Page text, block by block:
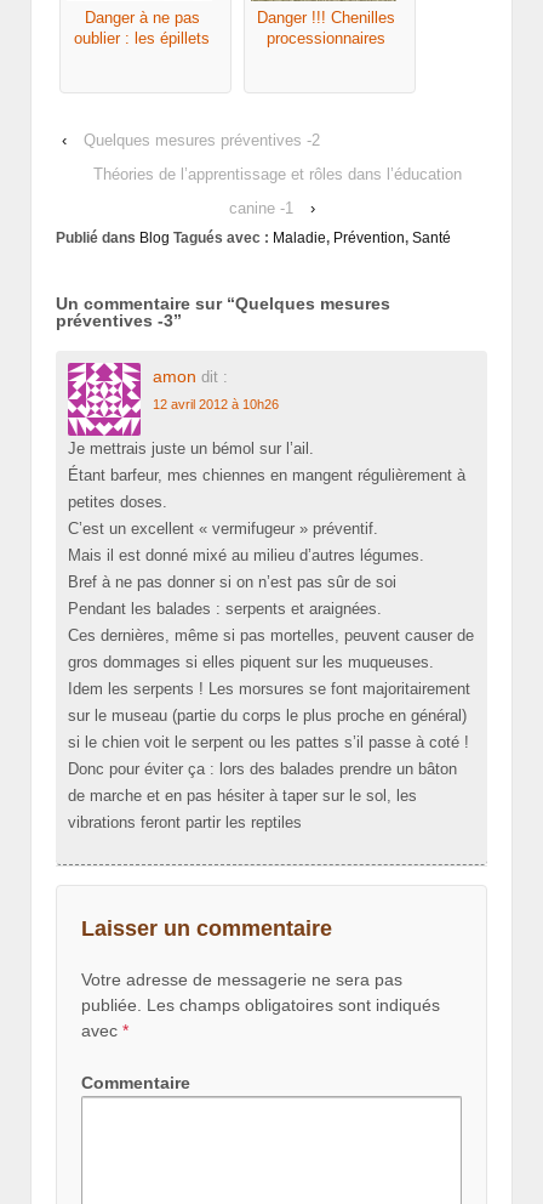
Danger à ne pas
oublier : les épillets
Danger !!! Chenilles
processionnaires
‹
Quelques mesures préventives -2
Théories de l’apprentissage et rôles dans l’éducation
canine -1
›
Publié dans Blog Tagués avec : Maladie, Prévention, Santé
Un commentaire sur “Quelques mesures
préventives -3”
amon dit :
12 avril 2012 à 10h26
Je mettrais juste un bémol sur l’ail.
Étant barfeur, mes chiennes en mangent régulièrement à
petites doses.
C’est un excellent « vermifugeur » préventif.
Mais il est donné mixé au milieu d’autres légumes.
Bref à ne pas donner si on n’est pas sûr de soi
Pendant les balades : serpents et araignées.
Ces dernières, même si pas mortelles, peuvent causer de
gros dommages si elles piquent sur les muqueuses.
Idem les serpents ! Les morsures se font majoritairement
sur le museau (partie du corps le plus proche en général)
si le chien voit le serpent ou les pattes s’il passe à coté !
Donc pour éviter ça : lors des balades prendre un bâton
de marche et en pas hésiter à taper sur le sol, les
vibrations feront partir les reptiles
Laisser un commentaire
Votre adresse de messagerie ne sera pas
publiée.
Les champs obligatoires sont indiqués
avec *
Commentaire